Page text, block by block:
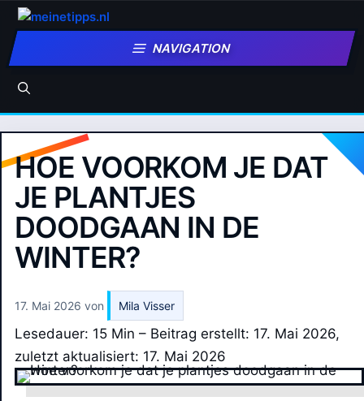
Zum
Inhalt
springen
NAVIGATION
HOE VOORKOM JE DAT
JE PLANTJES
DOODGAAN IN DE
WINTER?
17. Mai 2026 von Mila Visser
Lesedauer: 15 Min – Beitrag erstellt: 17. Mai 2026,
zuletzt aktualisiert: 17. Mai 2026